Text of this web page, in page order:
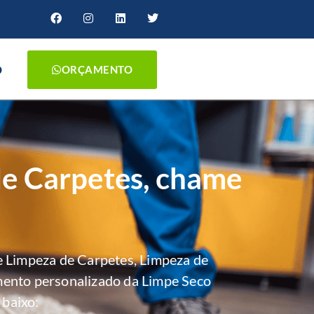
ORÇAMENTO
Carpetes, chame
Limpeza de Carpetes, Limpeza de
personalizado da Limpe Seco